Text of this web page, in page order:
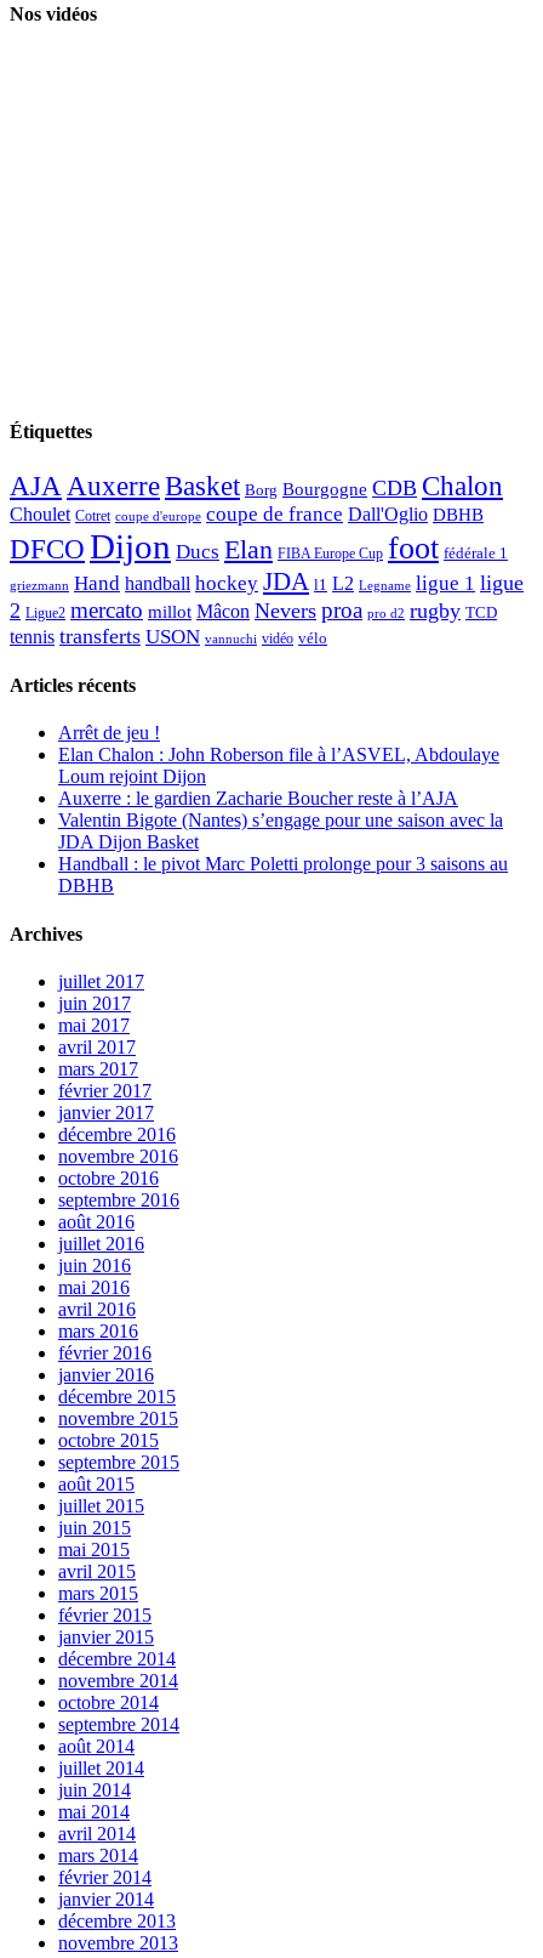
Nos vidéos
Étiquettes
AJA AuxerreBasket Borg Bourgogne CDB Chalon
Choulet Cotret coupe d'europe coupe de france Dall'Oglio DBHB
DFCODijon Ducs Elan FIBA Europe Cup foot fédérale 1
griezmann Hand handball hockey JDA l1 L2 Legname ligue 1 ligue
2 Ligue2 mercato millot Mâcon Nevers proa pro d2 rugby TCD
tennis transferts USON vannuchi vidéo vélo
Articles récents
Arrêt de jeu !
Elan Chalon : John Roberson file à l’ASVEL, Abdoulaye
Loum rejoint Dijon
Auxerre : le gardien Zacharie Boucher reste à l’AJA
Valentin Bigote (Nantes) s’engage pour une saison avec la
JDA Dijon Basket
Handball : le pivot Marc Poletti prolonge pour 3 saisons au
DBHB
Archives
juillet 2017
juin 2017
mai 2017
avril 2017
mars 2017
février 2017
janvier 2017
décembre 2016
novembre 2016
octobre 2016
septembre 2016
août 2016
juillet 2016
juin 2016
mai 2016
avril 2016
mars 2016
février 2016
janvier 2016
décembre 2015
novembre 2015
octobre 2015
septembre 2015
août 2015
juillet 2015
juin 2015
mai 2015
avril 2015
mars 2015
février 2015
janvier 2015
décembre 2014
novembre 2014
octobre 2014
septembre 2014
août 2014
juillet 2014
juin 2014
mai 2014
avril 2014
mars 2014
février 2014
janvier 2014
décembre 2013
novembre 2013